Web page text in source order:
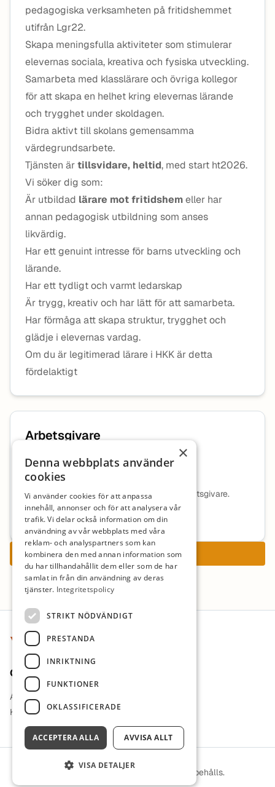
pedagogiska verksamheten på fritidshemmet
utifrån Lgr22.
Skapa meningsfulla aktiviteter som stimulerar
elevernas sociala, kreativa och fysiska utveckling.
Samarbeta med klasslärare och övriga kollegor
för att skapa en helhet kring elevernas lärande
och trygghet under skoldagen.
Bidra aktivt till skolans gemensamma
värdegrundsarbete.
Tjänsten ärtillsvidare, heltid, med start ht2026.
Vi söker dig som:
Är utbildad lärare mot fritidshemeller har
annan pedagogisk utbildning som anses
likvärdig.
Har ett genuint intresse för barns utveckling och
lärande.
Har ett tydligt och varmt ledarskap
Är trygg, kreativ och har lätt för att samarbeta.
Har förmåga att skapa struktur, trygghet och
glädje i elevernas vardag.
Om du är legitimerad lärare i HKK är detta
fördelaktigt
Arbetsgivare
Cedergrenska AB
Ingen beskrivning tillgänglig för denna arbetsgivare.
Mer information om arbetsgivaren
Ansök nu
Sidfot
Om oss
Arbetsgivare i fokus
Kontakt
© 2026 ViLärare. Alla rättigheter förbehålls.
×
Denna webbplats använder
cookies
Vi använder cookies för att anpassa
innehåll, annonser och för att analysera vår
trafik. Vi delar också information om din
användning av vår webbplats med våra
reklam- och analyspartners som kan
kombinera den med annan information som
du har tillhandahållit dem eller som de har
samlat in från din användning av deras
tjänster. Integritetspolicy
STRIKT NÖDVÄNDIGT
PRESTANDA
INRIKTNING
FUNKTIONER
OKLASSIFICERADE
ACCEPTERA ALLA AVVISA ALLT
VISA DETALJER